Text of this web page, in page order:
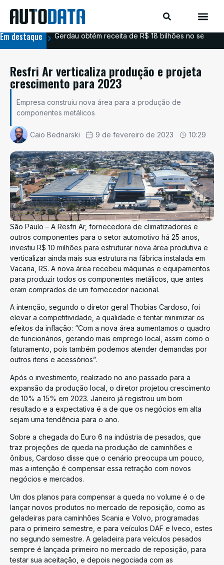
Em destaque Gerdau obtém receita de R$ 18 bilhões no
Resfri Ar verticaliza produção e projeta
crescimento para 2023
Empresa construiu nova área para a produção de
componentes metálicos
Caio Bednarski 9 de fevereiro de 2023 10:29
São Paulo – A Resfri Ar, fornecedora de climatizadores e
outros componentes para o setor automotivo há 25 anos,
investiu R$ 10 milhões para estruturar nova área produtiva e
verticalizar ainda mais sua estrutura na fábrica instalada em
Vacaria, RS. A nova área recebeu máquinas e equipamentos
para produzir todos os componentes metálicos, que antes
eram comprados de um fornecedor nacional.
A intenção, segundo o diretor geral Thobias Cardoso, foi
elevar a competitividade, a qualidade e tentar minimizar os
efeitos da inflação: “Com a nova área aumentamos o quadro
de funcionários, gerando mais emprego local, assim como o
faturamento, pois também podemos atender demandas por
outros itens e acessórios”.
Após o investimento, realizado no ano passado para a
expansão da produção local, o diretor projetou crescimento
de 10% a 15% em 2023. Janeiro já registrou um bom
resultado e a expectativa é a de que os negócios em alta
sejam uma tendência para o ano.
Sobre a chegada do Euro 6 na indústria de pesados, que
traz projeções de queda na produção de caminhões e
ônibus, Cardoso disse que o cenário preocupa um pouco,
mas a intenção é compensar essa retração com novos
negócios e mercados.
Um dos planos para compensar a queda no volume é o de
lançar novos produtos no mercado de reposição, como as
geladeiras para caminhões Scania e Volvo, programadas
para o primeiro semestre, e para veículos DAF e Iveco, estes
no segundo semestre. A geladeira para veículos pesados
sempre é lançada primeiro no mercado de reposição, para
testar sua aceitação, e depois negociada com as